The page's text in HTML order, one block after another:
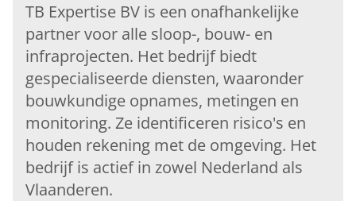
TB Expertise BV is een onafhankelijke
partner voor alle sloop-, bouw- en
infraprojecten. Het bedrijf biedt
gespecialiseerde diensten, waaronder
bouwkundige opnames, metingen en
monitoring. Ze identificeren risico's en
houden rekening met de omgeving. Het
bedrijf is actief in zowel Nederland als
Vlaanderen.